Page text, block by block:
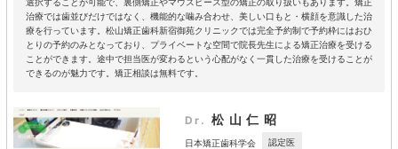
治療では歯並びだけではなく、機能的な噛み合わせ、美しい口もと・横顔を意識した治
療を行っています。松山矯正歯科新宿御苑クリニックでは完全予約制で予約枠にはおひ
とりの予約のみとなっており、プライベートな空間で院長先生による矯正治療を受ける
ことができます。途中で担当医が変わるという心配がなく一貫した治療を受けることが
できるのが魅力です。矯正相談は無料です。
Dr. 松山仁昭
日本矯正歯科学会 認定医